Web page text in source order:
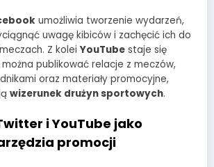
umożliwia tworzenie wydarzeń,
uwagę kibiców i zachęcić ich do
Z kolei YouTube staje się
publikować relacje z meczów,
oraz materiały promocyjne,
wizerunek drużyn sportowych.
i YouTube jako
promocji